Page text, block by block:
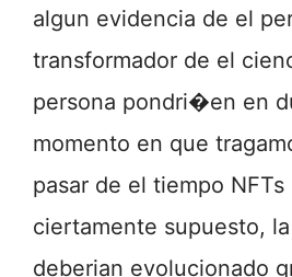
algun evidencia de el
transformador de el
persona pondri�en en
momento en que
pasar de el tiempo
ciertamente supuesto,
deberian evolucionado